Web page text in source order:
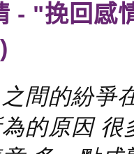
- "挽回感
間的紛爭
的原因